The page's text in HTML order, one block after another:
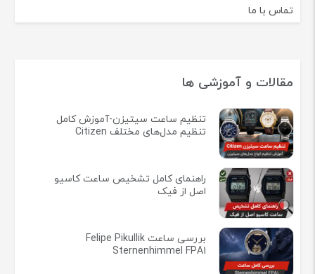
تماس با ما
مقالات و آموزشی ها
تنظیم ساعت سیتیزن-آموزش کامل
تنظیم مدل‌های مختلف Citizen
راهنمای کامل تشخیص ساعت کاسیو
اصل از فیک
بررسی ساعت Felipe Pikullik
Sternenhimmel FPA1